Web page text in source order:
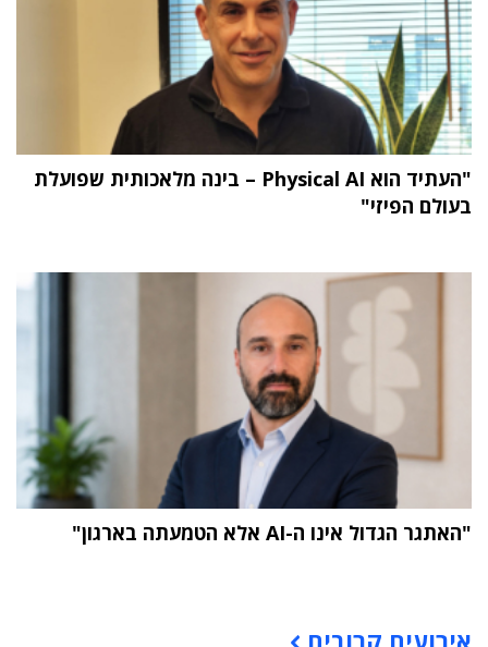
"העתיד הוא Physical AI – בינה מלאכותית שפועלת
בעולם הפיזי"
"האתגר הגדול אינו ה-AI אלא הטמעתה בארגון"
אירועים קרובים